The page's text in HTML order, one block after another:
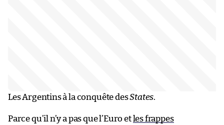
Les Argentins à la conquête desStates.
Parce qu’il n’y a pas que l’Euro et les frappes